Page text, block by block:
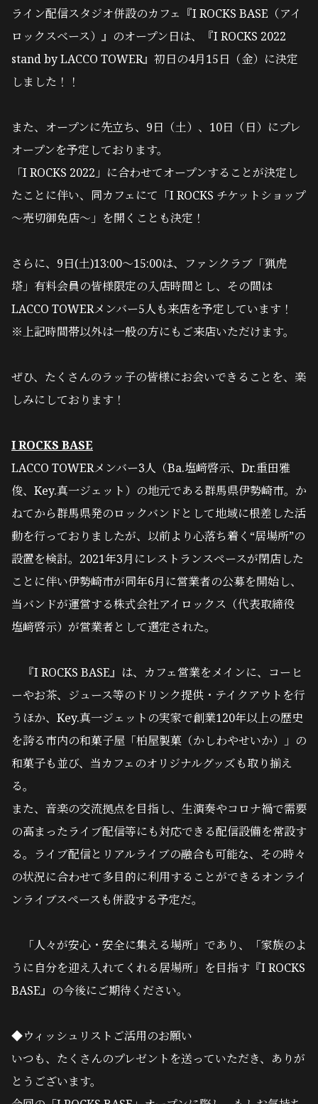
ライン配信スタジオ併設のカフェ『I ROCKS BASE（アイ
ロックスベース）』のオープン日は、『I ROCKS 2022
stand by LACCO TOWER』初日の4月15日（金）に決定
しました！！
また、オープンに先立ち、9日（土）、10日（日）にプレ
オープンを予定しております。
「I ROCKS 2022」に合わせてオープンすることが決定し
たことに伴い、同カフェにて「I ROCKS チケットショップ
～売切御免店～」を開くことも決定！
さらに、9日(土)13:00〜15:00は、ファンクラブ「猟虎
塔」有料会員の皆様限定の入店時間とし、その間は
LACCO TOWERメンバー5人も来店を予定しています！
※上記時間帯以外は一般の方にもご来店いただけます。
ぜひ、たくさんのラッ子の皆様にお会いできることを、楽
しみにしております！
I ROCKS BASE
LACCO TOWERメンバー3人（Ba.塩﨑啓示、Dr.重田雅
俊、Key.真一ジェット）の地元である群馬県伊勢崎市。か
ねてから群馬県発のロックバンドとして地域に根差した活
動を行っておりましたが、以前より心落ち着く“居場所”の
設置を検討。2021年3月にレストランスペースが閉店した
ことに伴い伊勢崎市が同年6月に営業者の公募を開始し、
当バンドが運営する株式会社アイロックス（代表取締役
塩﨑啓示）が営業者として選定された。
『I ROCKS BASE』は、カフェ営業をメインに、コーヒ
ーやお茶、ジュース等のドリンク提供・テイクアウトを行
うほか、Key.真一ジェットの実家で創業120年以上の歴史
を誇る市内の和菓子屋「柏屋製菓（かしわやせいか）」の
和菓子も並び、当カフェのオリジナルグッズも取り揃え
る。
また、音楽の交流拠点を目指し、生演奏やコロナ禍で需要
の高まったライブ配信等にも対応できる配信設備を常設す
る。ライブ配信とリアルライブの融合も可能な、その時々
の状況に合わせて多目的に利用することができるオンライ
ンライブスペースも併設する予定だ。
「人々が安心・安全に集える場所」であり、「家族のよ
うに自分を迎え入れてくれる居場所」を目指す『I ROCKS
BASE』の今後にご期待ください。
◆ウィッシュリストご活用のお願い
いつも、たくさんのプレゼントを送っていただき、ありが
とうございます。